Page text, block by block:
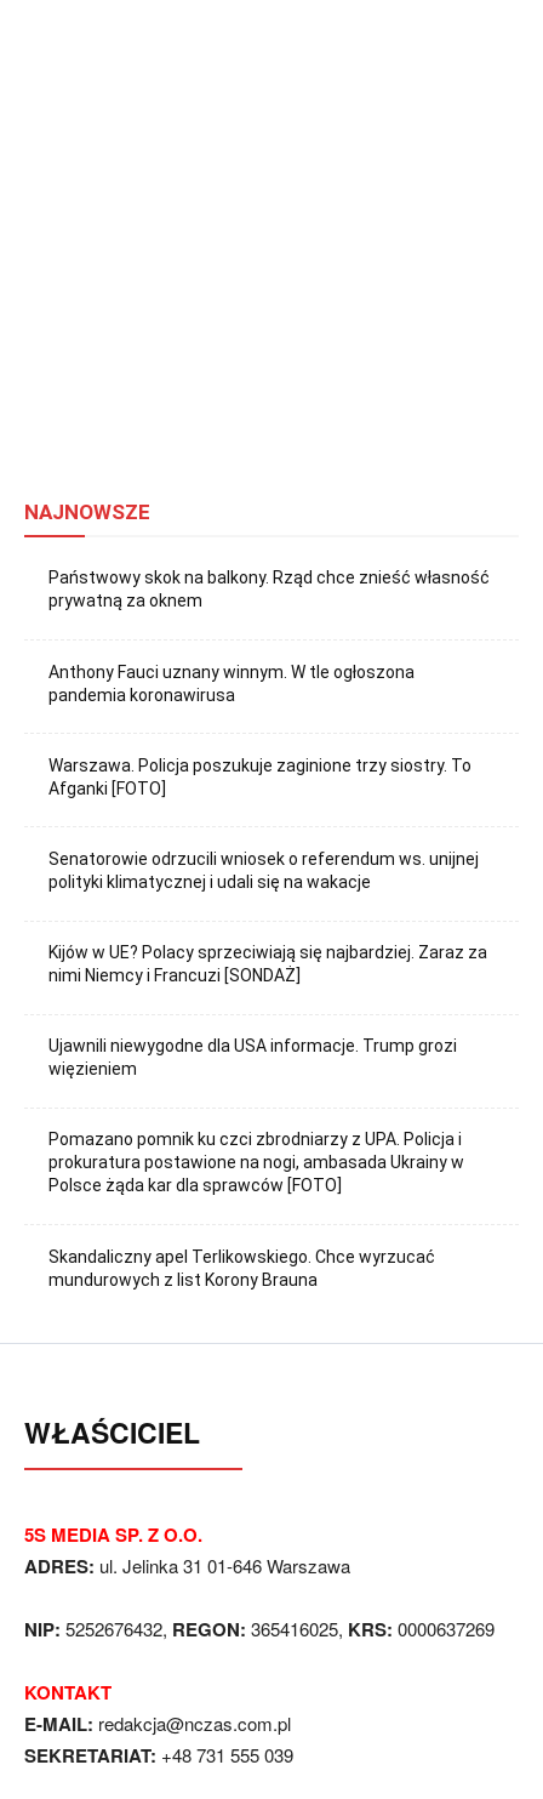
NAJNOWSZE
Państwowy skok na balkony. Rząd chce znieść własność
prywatną za oknem
Anthony Fauci uznany winnym. W tle ogłoszona
pandemia koronawirusa
Warszawa. Policja poszukuje zaginione trzy siostry. To
Afganki [FOTO]
Senatorowie odrzucili wniosek o referendum ws. unijnej
polityki klimatycznej i udali się na wakacje
Kijów w UE? Polacy sprzeciwiają się najbardziej. Zaraz za
nimi Niemcy i Francuzi [SONDAŻ]
Ujawnili niewygodne dla USA informacje. Trump grozi
więzieniem
Pomazano pomnik ku czci zbrodniarzy z UPA. Policja i
prokuratura postawione na nogi, ambasada Ukrainy w
Polsce żąda kar dla sprawców [FOTO]
Skandaliczny apel Terlikowskiego. Chce wyrzucać
mundurowych z list Korony Brauna
WŁAŚCICIEL
5S MEDIA SP. Z O.O.
ADRES: ul. Jelinka 31 01-646 Warszawa
NIP: 5252676432, REGON: 365416025, KRS: 0000637269
KONTAKT
E-MAIL: redakcja@nczas.com.pl
SEKRETARIAT: +48 731 555 039